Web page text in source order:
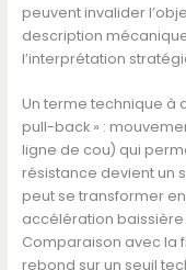
peuvent invalider
description
l’interprétation
Un terme technique à
pull-back » :
ligne de cou) qui
résistance devient un
peut se transformer
accélération
Comparaison avec la
rebond sur un seuil